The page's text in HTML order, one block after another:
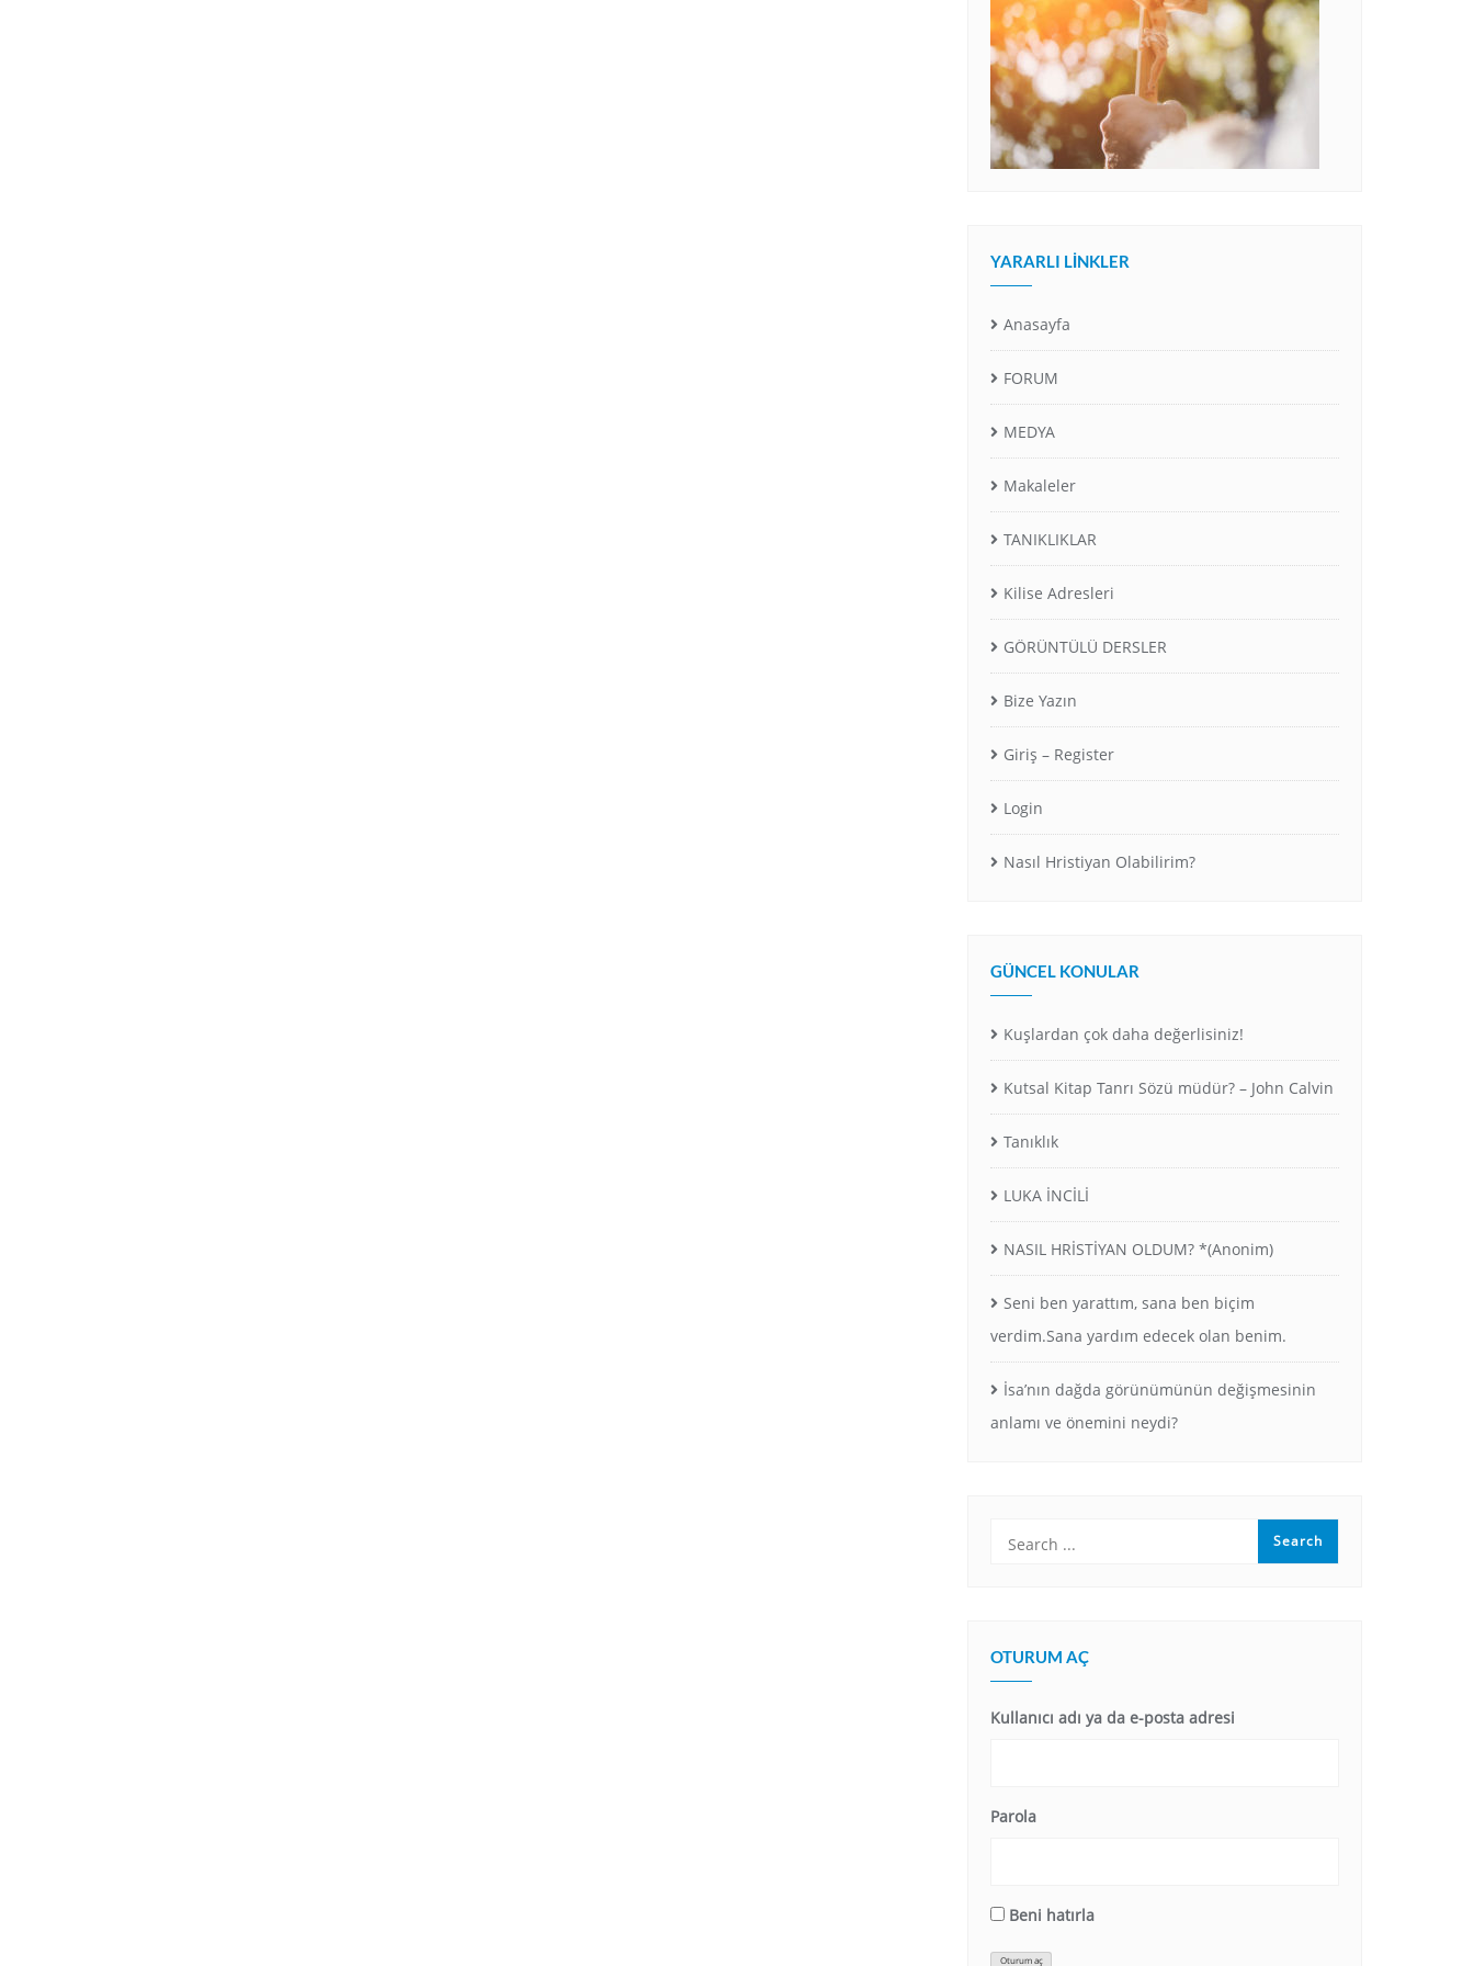
YARARLI LINKLER
Anasayfa
FORUM
MEDYA
Makaleler
TANIKLIKLAR
Kilise Adresleri
GÖRÜNTÜLÜ DERSLER
Bize Yazın
Giriş – Register
Login
Nasıl Hristiyan Olabilirim?
GÜNCEL KONULAR
Kuşlardan çok daha değerlisiniz!
Kutsal Kitap Tanrı Sözü müdür? – John Calvin
Tanıklık
LUKA İNCİLİ
NASIL HRİSTİYAN OLDUM? *(Anonim)
Seni ben yarattım, sana ben biçim
verdim.Sana yardım edecek olan benim.
İsa’nın dağda görünümünün değişmesinin
anlamı ve önemini neydi?
OTURUM AÇ
Kullanıcı adı ya da e-posta adresi
Parola
Beni hatırla
Oturum aç